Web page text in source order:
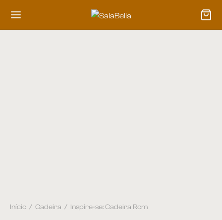
Início / Cadeira / Inspire-se: Cadeira Rom